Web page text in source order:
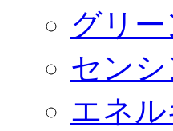
グリ
セン
エネル